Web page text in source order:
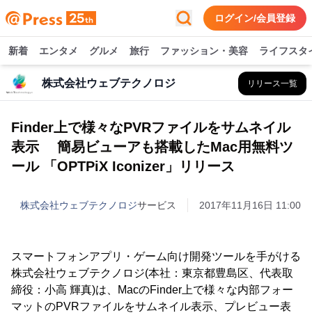
ログイン/会員登録
新着 エンタメ グルメ 旅行 ファッション・美容 ライフスタ
株式会社ウェブテクノロジ リリース一覧
Finder上で様々なPVRファイルをサムネイル
表示 簡易ビューアも搭載したMac用無料ツ
ール 「OPTPiX Iconizer」リリース
株式会社ウェブテクノロジサービス 2017年11月16日 11:00
スマートフォンアプリ・ゲーム向け開発ツールを手がける
株式会社ウェブテクノロジ(本社：東京都豊島区、代表取
締役：小高 輝真)は、MacのFinder上で様々な内部フォー
マットのPVRファイルをサムネイル表示、プレビュー表